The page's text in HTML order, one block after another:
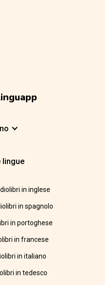
lingue
in inglese
in spagnolo
in portoghese
in francese
in italiano
in tedesco